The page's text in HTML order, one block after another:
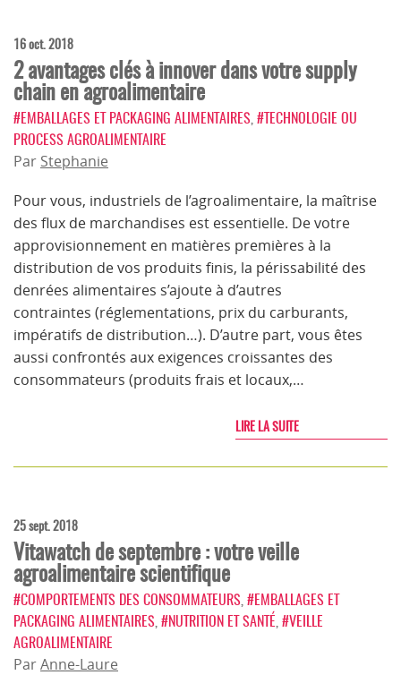
16 oct. 2018
2 avantages clés à innover dans votre supply
chain en agroalimentaire
#EMBALLAGES ET PACKAGING ALIMENTAIRES #TECHNOLOGIE OU
PROCESS AGROALIMENTAIRE
Par Stephanie
Pour vous, industriels de l’agroalimentaire, la maîtrise
des flux de marchandises est essentielle. De votre
approvisionnement en matières premières à la
distribution de vos produits finis, la périssabilité des
denrées alimentaires s’ajoute à d’autres
contraintes (réglementations, prix du carburants,
impératifs de distribution…). D’autre part, vous êtes
aussi confrontés aux exigences croissantes des
consommateurs (produits frais et locaux,…
LIRE LA SUITE
25 sept. 2018
Vitawatch de septembre : votre veille
agroalimentaire scientifique
#COMPORTEMENTS DES CONSOMMATEURS #EMBALLAGES ET
PACKAGING ALIMENTAIRES #NUTRITION ET SANTÉ #VEILLE
AGROALIMENTAIRE
ParAnne-Laure